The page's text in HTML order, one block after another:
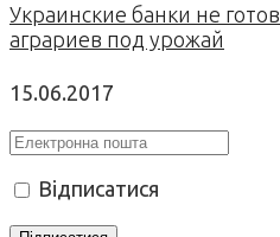
Украинские банки не
аграриев под урожай
15.06.2017
Відписатися